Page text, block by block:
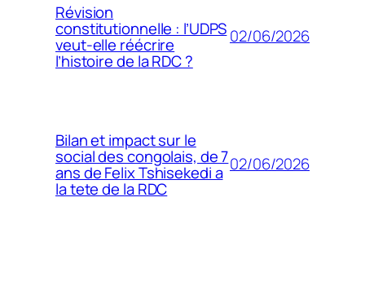
Révision
constitutionnelle : l’UDPS
veut-elle réécrire
l’histoire de la RDC ?
02/06/2026
Bilan et impact sur le
social des congolais, de 7
ans de Felix Tshisekedi a
la tete de la RDC
02/06/2026